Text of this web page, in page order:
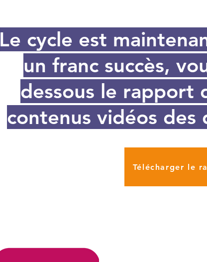
Le cycle est
un franc succès,
dessous le rapport
contenus vidéos des
Télécharger le